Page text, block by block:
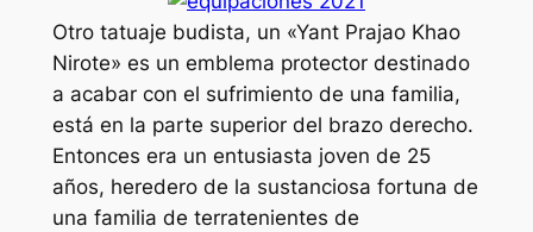
Otro tatuaje budista, un «Yant Prajao Khao
Nirote» es un emblema protector destinado
a acabar con el sufrimiento de una familia,
está en la parte superior del brazo derecho.
Entonces era un entusiasta joven de 25
años, heredero de la sustanciosa fortuna de
una familia de terratenientes de